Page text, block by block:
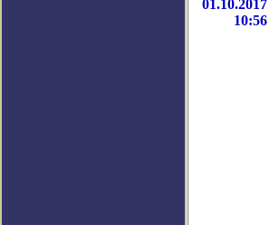
01.10.2017
10:56